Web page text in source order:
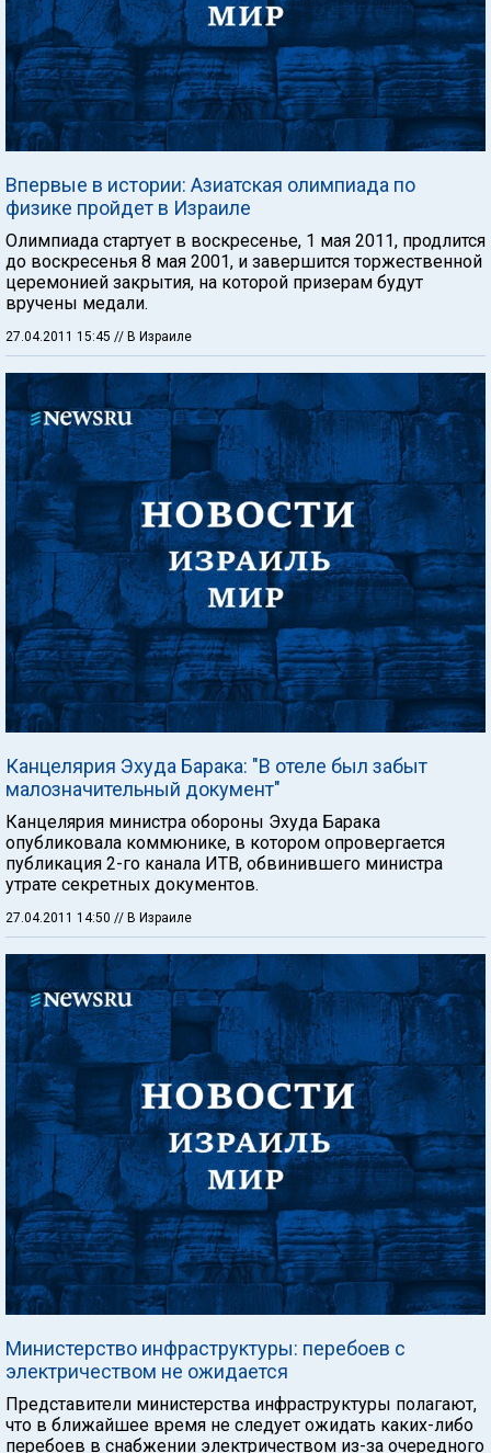
Впервые в истории: Азиатская олимпиада по
физике пройдет в Израиле
Олимпиада стартует в воскресенье, 1 мая 2011, продлится
до воскресенья 8 мая 2001, и завершится торжественной
церемонией закрытия, на которой призерам будут
вручены медали.
27.04.2011 15:45 // В Израиле
Канцелярия Эхуда Барака: "В отеле был забыт
малозначительный документ"
Канцелярия министра обороны Эхуда Барака
опубликовала коммюнике, в котором опровергается
публикация 2-го канала ИТВ, обвинившего министра
утрате секретных документов.
27.04.2011 14:50 // В Израиле
Министерство инфраструктуры: перебоев с
электричеством не ожидается
Представители министерства инфраструктуры полагают,
что в ближайшее время не следует ожидать каких-либо
перебоев в снабжении электричеством из-за очередного